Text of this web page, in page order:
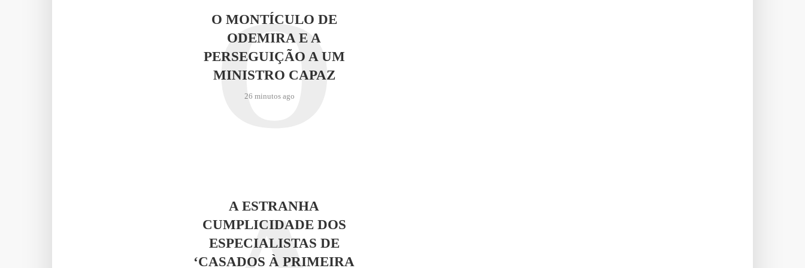
O MONTÍCULO DE
ODEMIRA E A
PERSEGUIÇÃO A UM
MINISTRO CAPAZ
26 minutos ago
O
A ESTRANHA
CUMPLICIDADE DOS
ESPECIALISTAS DE
‘CASADOS À PRIMEIRA